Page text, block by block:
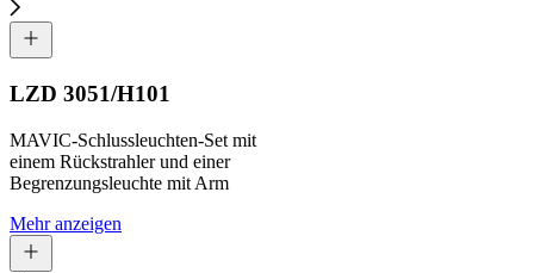
LZD 3051/H101
MAVIC-Schlussleuchten-Set mit
einem Rückstrahler und einer
Begrenzungsleuchte mit Arm
Mehr anzeigen